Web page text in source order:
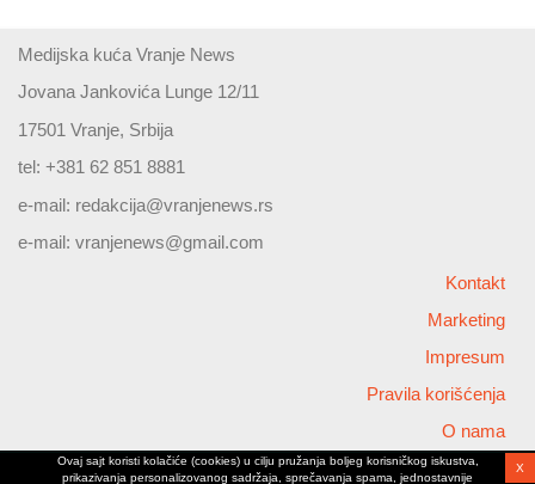
Medijska kuća Vranje News
Jovana Jankovića Lunge 12/11
17501 Vranje, Srbija
tel: +381 62 851 8881
e-mail: redakcija@vranjenews.rs
e-mail: vranjenews@gmail.com
Kontakt
Marketing
Impresum
Pravila korišćenja
O nama
Copyright © 2026 Vranjenews
Ovaj sajt koristi kolačiće (cookies) u cilju pružanja boljeg korisničkog iskustva,
prikazivanja personalizovanog sadržaja, sprečavanja spama, jednostavnije
X